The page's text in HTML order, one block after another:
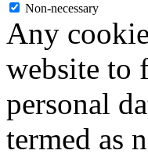
Non-necessary
Any
website to
personal
termed as